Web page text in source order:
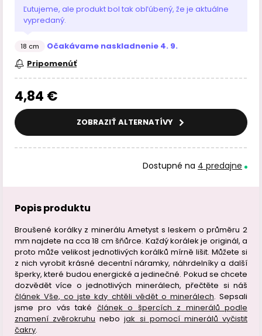
Ľutujeme, ale produkt bol tak obľúbený, že je aktuálne
vypredaný.
18 cm
Očakávame naskladnenie 4. 9.
Pripomenúť
4,84 €
ZOBRAZIŤ ALTERNATÍVY
Dostupné na 4 predajne
Popis produktu
Broušené korálky z minerálu Ametyst s leskem o průměru 2
mm najdete na cca 18 cm šňůrce. Každý korálek je originál, a
proto může velikost jednotlivých korálků mírně lišit. Můžete si
z nich vyrobit krásné decentní náramky, náhrdelníky a další
šperky, které budou energické a jedinečné. Pokud se chcete
dozvědět více o jednotlivých minerálech, přečtěte si náš
článek Vše, co jste kdy chtěli vědět o minerálech. Sepsali
jsme pro vás také článek o špercích z minerálů podle
znamení zvěrokruhu nebojak si pomocí minerálů vyčistit
čakry.